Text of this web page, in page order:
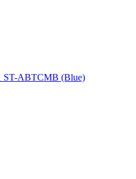
ST-ABTCMB (Blue)